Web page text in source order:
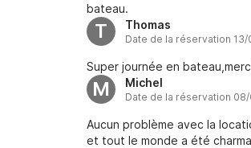
bateau.
T Thomas
Date de la réservation
Super journée en
M Michel
Date de la réservation
Aucun problème avec la
et tout le monde a été